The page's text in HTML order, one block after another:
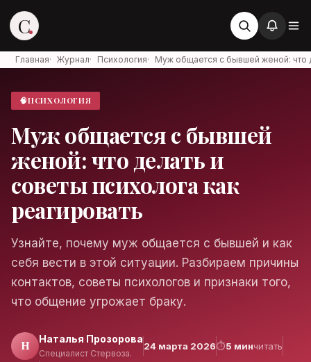
C
Стервоза
Войти в аккаунт
Медиа об отношениях, карьере и
жизни
Войти
Войти через Яндекс ID
Нет аккаунта?
Главная· Журнал· Психология· Муж общается с бывшей женой: что
🧠ПСИХОЛОГИЯ
Муж общается с бывшей
женой: что делать и
советы психолога как
реагировать
Узнайте, почему муж общается с бывшей и как
себя вести в этой ситуации. Разбираем причины
контактов, советы психологов и признаки того,
что общение угрожает браку.
Н Наталья Прозорова
Специалист Стервоза.
24 марта 2026⏱5 минчитать